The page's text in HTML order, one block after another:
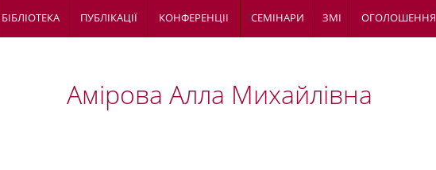
БІБЛІОТЕКА ПУБЛІКАЦІЇ КОНФЕРЕНЦІІ СЕМІНАРИ ЗМІ ОГОЛОШЕННЯ
Амірова Алла Михайлівна